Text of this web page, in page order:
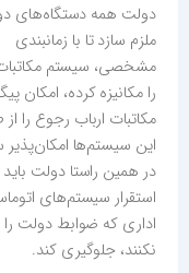
دولت همه دستگاه‌های
ملزم سازد تا با زمانبندی
مشخصی، سیستم
را مکانیزه کرده، امکان
مکاتبات ارباب رجوع را
این سیستم‌ها امکان‌پذیر
در همین راستا دولت باید
استقرار سیستم‌های
اداری که ضوابط دولت را
نکنند، جلوگیری کند.